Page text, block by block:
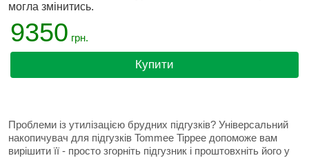
могла змінитись.
9350 грн.
Купити
Проблеми із утилізацією брудних підгузків? Універсальний
накопичувач для підгузків Tommee Tippee допоможе вам
вирішити її - просто згорніть підгузник і проштовхніть його у